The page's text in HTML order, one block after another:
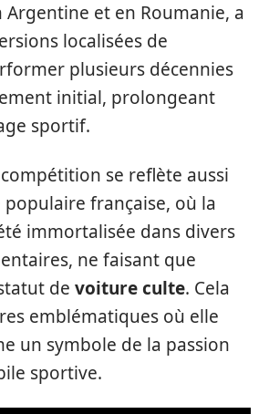
et en Roumanie, a
localisées de
plusieurs décennies
initial, prolongeant
sportif.
se reflète aussi
française, où la
immortalisée dans divers
ne faisant que
de voiture culte. Cela
emblématiques où elle
un symbole de la passion
sportive.